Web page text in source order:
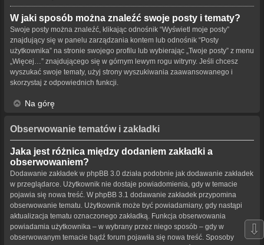
W jaki sposób można znaleźć swoje posty i tematy?
Swoje posty można znaleźć, klikając odnośnik “Wyświetl moje posty”
znajdujący się w panelu zarządzania kontem lub odnośnik “Posty
użytkownika” na stronie swojego profilu lub wybierając „Twoje posty” z menu
„Więcej…” znajdującego się w górnym lewym rogu witryny. Jeśli chcesz
wyszukać swoje tematy, użyj strony wyszukiwania zaawansowanego i
skorzystaj z odpowiednich funkcji.
Na górę
Obserwowanie tematów i zakładki
Jaka jest różnica między dodaniem zakładki a
obserwowaniem?
Dodawanie zakładek w phpBB 3.0 działa podobnie jak dodawanie zakładek
w przeglądarce. Użytkownik nie dostaje powiadomienia, gdy w temacie
pojawia się nowa treść. W phpBB 3.1 dodawanie zakładek przypomina
obserwowanie tematu. Użytkownik może być powiadamiany, gdy nastąpi
aktualizacja tematu oznaczonego zakładką. Funkcja obserwowania
powiadamia użytkownika – w wybrany przez niego sposób – gdy w
obserwowanym temacie bądź forum pojawiła się nowa treść. Sposoby
⇩